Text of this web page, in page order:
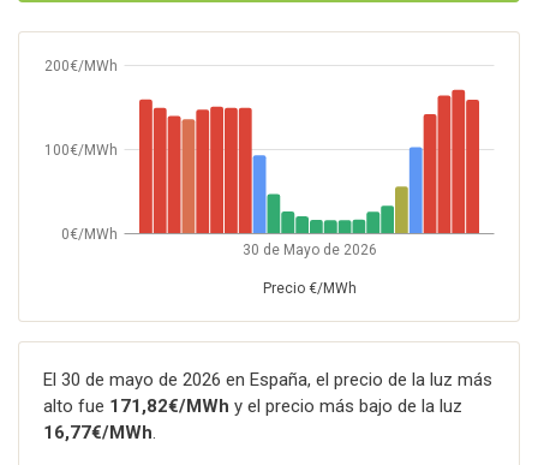
30 de Mayo de 2026
Precio €/MWh
0€/MWh
100€/MWh
200€/MWh
El 30 de mayo de 2026 en España, el precio de la luz más
alto fue 171,82€/MWh y el precio más bajo de la luz
16,77€/MWh